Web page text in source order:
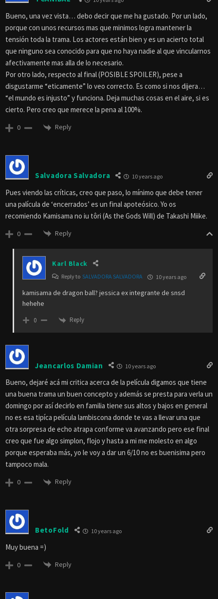
Bueno, una vez vista… debo decir que me ha gustado. Por un lado,
porque con unos recursos mas que minimos logra mantener la
tensión toda la trama. Los actores están bien y es un acierto total
que ninguno sea conocido para que no haya nadie al que vincularnos
afectivamente mas alla de lo necesario.
Por otro lado, respecto al final (POSIBLE SPOILER), pese a
disgustarme “eticamente” lo veo correcto. Es como si nos dijera…
“el mundo es injusto” y funciona. Deja muchas cosas en el aire, si es
cierto. Pero creo que merece la pena al 100%.
0 Reply
Salvadora Salvadora 10 years ago
Pues viendo las críticas, creo que paso, lo mínimo que debe tener
una palícula de ‘encerrados’ es un final apoteósico. Yo os
recomiendo Kamisama no iu tôri (As the Gods Will) de Takashi Miike.
0 Reply
Karl Black
Reply to SALVADORA SALVADORA 10 years ago
kamisama de dragon ball? jessica ex integrante de snsd
hehehe
0 Reply
Jeancarlos Damian 10 years ago
Bueno, dejaré acá mi critica acerca de la película digamos que tiene
una buena trama un buen concepto y además se presta para verla un
domingo por así decirlo en familia tiene sus altos y bajos en general
no es esa tipíca película lambiscona donde te vas a llevar una que
otra sorpresa de echo atrapa conforme va avanzando pero ese final
creo que fue algo simplon, flojo y hasta a mi me molesto en algo
porque esperaba más, yo le voy a dar un 6/10 no es buenisima pero
tampoco mala.
0 Reply
BetoFold 10 years ago
Muy buena =)
0 Reply